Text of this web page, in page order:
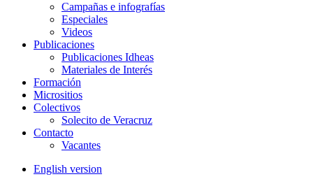
Campañas e infografías
Especiales
Videos
Publicaciones
Publicaciones Idheas
Materiales de Interés
Formación
Micrositios
Colectivos
Solecito de Veracruz
Contacto
Vacantes
English version